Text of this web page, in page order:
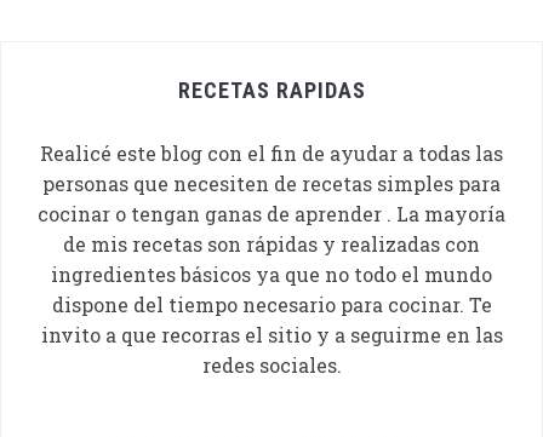
RECETAS RAPIDAS
Realicé este blog con el fin de ayudar a todas las
personas que necesiten de recetas simples para
cocinar o tengan ganas de aprender . La mayoría
de mis recetas son rápidas y realizadas con
ingredientes básicos ya que no todo el mundo
dispone del tiempo necesario para cocinar. Te
invito a que recorras el sitio y a seguirme en las
redes sociales.